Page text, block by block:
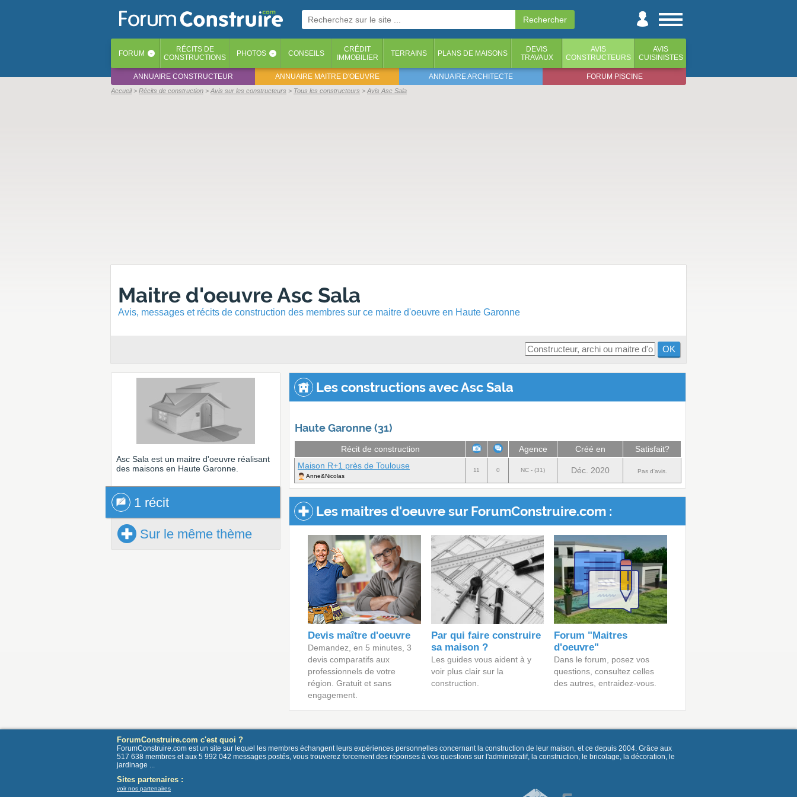
FORUM ‹ RÉCITS DE
CONSTRUCTIONS
PHOTOS ‹ CONSEILS
CRÉDIT
IMMOBILIER
TERRAINS PLANS DE MAISONS
DEVIS
TRAVAUX
AVIS
CONSTRUCTEURS
AVIS
CUISINISTES
ANNUAIRE CONSTRUCTEUR ANNUAIRE MAITRE D'OEUVRE ANNUAIRE ARCHITECTE FORUM PISCINE
Accueil Récits de construction Avis sur les constructeurs Tous les constructeurs Avis Asc Sala
Maitre d'oeuvre Asc Sala
Avis, messages et récits de construction des membres sur ce maitre d'oeuvre en Haute Garonne
OK
Asc Sala est un maitre d'oeuvre réalisant
des maisons en Haute Garonne.
1 récit
Sur le même thème
1 récit
Les constructions avec Asc Sala
Haute Garonne (31)
Récit de construction Agence Créé en
Satisfait?
Maison R+1 près de Toulouse
Anne&Nicolas
11 0 NC - (31) Déc. 2020 Pas d'avis.
Les maitres d'oeuvre sur ForumConstruire.com :
Devis maître d'oeuvre
Demandez, en 5 minutes, 3
devis comparatifs aux
professionnels de votre
région. Gratuit et sans
engagement.
Par qui faire construire
sa maison ?
Les guides vous aident à y
voir plus clair sur la
construction.
Forum "Maitres
d'oeuvre"
Dans le forum, posez vos
questions, consultez celles
des autres, entraidez-vous.
ForumConstruire.com c'est quoi ?
ForumConstruire.com est un site sur lequel les membres échangent leurs expériences personnelles concernant la construction de leur maison, et ce depuis 2004. Grâce aux
517 638 membres et aux 5 992 042 messages postés, vous trouverez forcement des réponses à vos questions sur l'administratif, la construction, le bricolage, la décoration, le
jardinage ...
Sites partenaires :
voir nos partenaires